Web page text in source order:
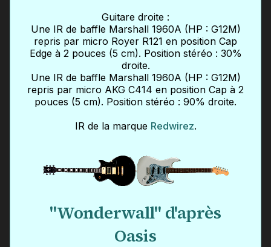
Guitare droite :
Une IR de baffle Marshall 1960A (HP : G12M)
repris par micro Royer R121 en position Cap
Edge à 2 pouces (5 cm). Position stéréo : 30%
droite.
Une IR de baffle Marshall 1960A (HP : G12M)
repris par micro AKG C414 en position Cap à 2
pouces (5 cm). Position stéréo : 90% droite.
IR de la marque Redwirez.
"Wonderwall" d'après
Oasis